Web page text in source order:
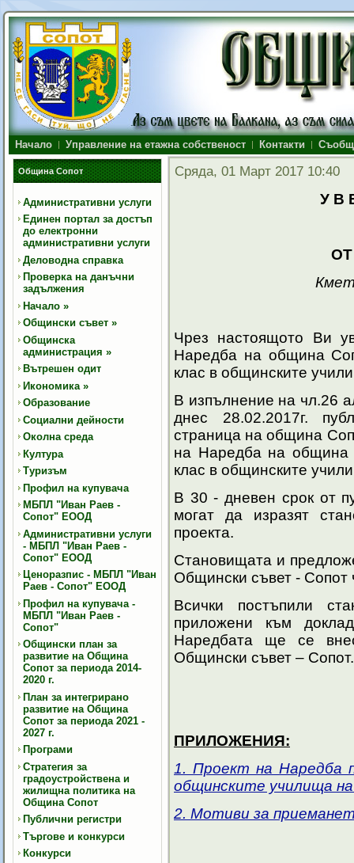
Начало Управление на етажна собственост Контакти
Община Сопот
Административни услуги
Единен портал за достъп
до електронни
административни услуги
Деловодна справка
Проверка на данъчни
задължения
Начало »
Общински съвет »
Общинска
администрация »
Вътрешен одит
Икономика »
Образование
Социални дейности
Околна среда
Култура
Туризъм
Профил на купувача
МБПЛ "Иван Раев -
Сопот" ЕООД
Административни услуги
- МБПЛ "Иван Раев -
Сопот" ЕООД
Ценоразпис - МБПЛ "Иван
Раев - Сопот" ЕООД
Профил на купувача -
МБПЛ "Иван Раев -
Сопот"
Общински план за
развитие на Община
Сопот за периода 2014-
2020 г.
План за интегрирано
развитие на Община
Сопот за периода 2021 -
2027 г.
Програми
Стратегия за
градоустройствена и
жилищна политика на
Община Сопот
Публични регистри
Търгове и конкурси
Конкурси
Сряда, 01 Март 2017 10:40
У В
Чрез настоящото Ви
Наредба на община
клас в общинските
В изпълнение на чл.26
днес 28.02.2017г.
страница на община
на Наредба на община
клас в общинските
В 30 - дневен срок от
могат да изразят
проекта.
Становищата и
Общински съвет - Сопот
Всички постъпили
приложени към
Наредбата ще се
Общински съвет – Сопот.
ПРИЛОЖЕНИЯ:
1. Проект на Наредба
общинските училища
2. Мотиви за